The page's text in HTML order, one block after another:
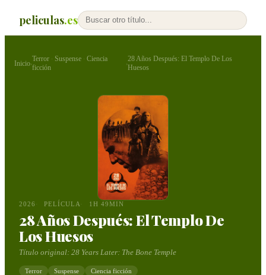
peliculas.es
Inicio›
Terror · Suspense · Ciencia
ficción
›
28 Años Después: El Templo De Los
Huesos
2026 PELÍCULA 1H 49MIN
28 Años Después: El Templo De
Los Huesos
Título original: 28 Years Later: The Bone Temple
Terror Suspense Ciencia ficción